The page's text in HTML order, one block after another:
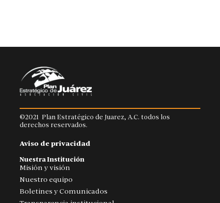
©2021 Plan Estratégico de Juarez, A.C. todos los
derechos reservados.
Aviso de privacidad
Nuestra Institución
Misión y visión
Nuestro equipo
Boletines y Comunicados